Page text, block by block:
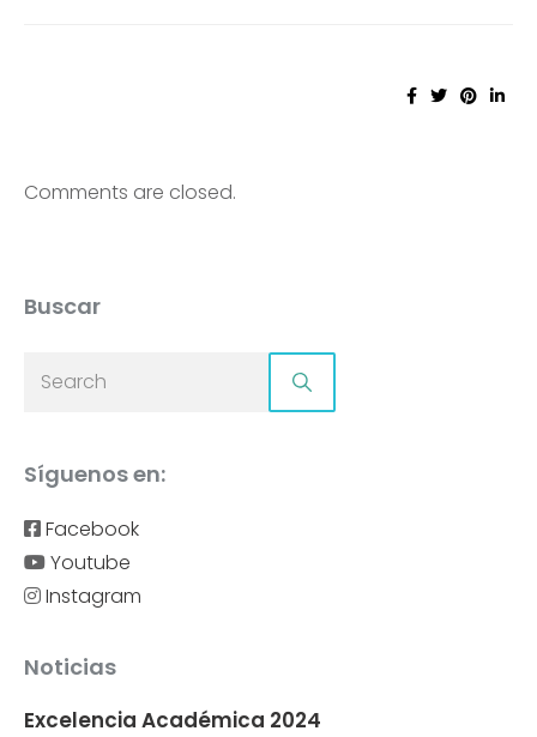
Comments are closed.
Buscar
Síguenos en:
Facebook
Youtube
Instagram
Noticias
Excelencia Académica 2024